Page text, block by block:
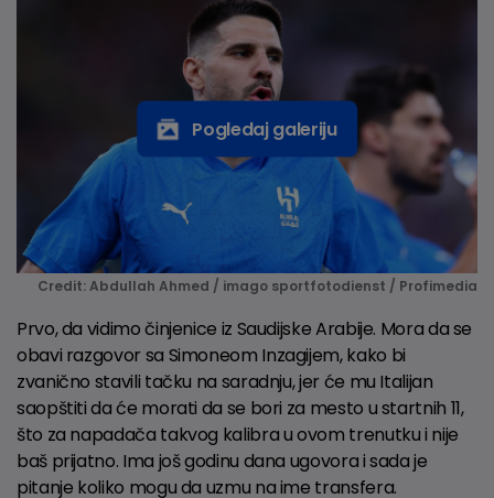
Credit: Abdullah Ahmed / imago sportfotodienst / Profimedia
Pogledaj galeriju
Prvo, da vidimo činjenice iz Saudijske Arabije. Mora da se
obavi razgovor sa Simoneom Inzagijem, kako bi
zvanično stavili tačku na saradnju, jer će mu Italijan
saopštiti da će morati da se bori za mesto u startnih 11,
što za napadača takvog kalibra u ovom trenutku i nije
baš prijatno. Ima još godinu dana ugovora i sada je
pitanje koliko mogu da uzmu na ime transfera.